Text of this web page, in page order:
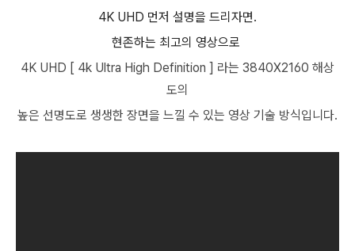
4K UHD 먼저 설명을 드리자면.
현존하는 최고의 영상으로
4K UHD [ 4k Ultra High Definition ] 라는 3840X2160 해상
도의
높은 선명도로 생생한 장면을 느낄 수 있는 영상 기술 방식입니다.